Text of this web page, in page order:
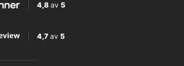
4,8av 5
4,7av 5